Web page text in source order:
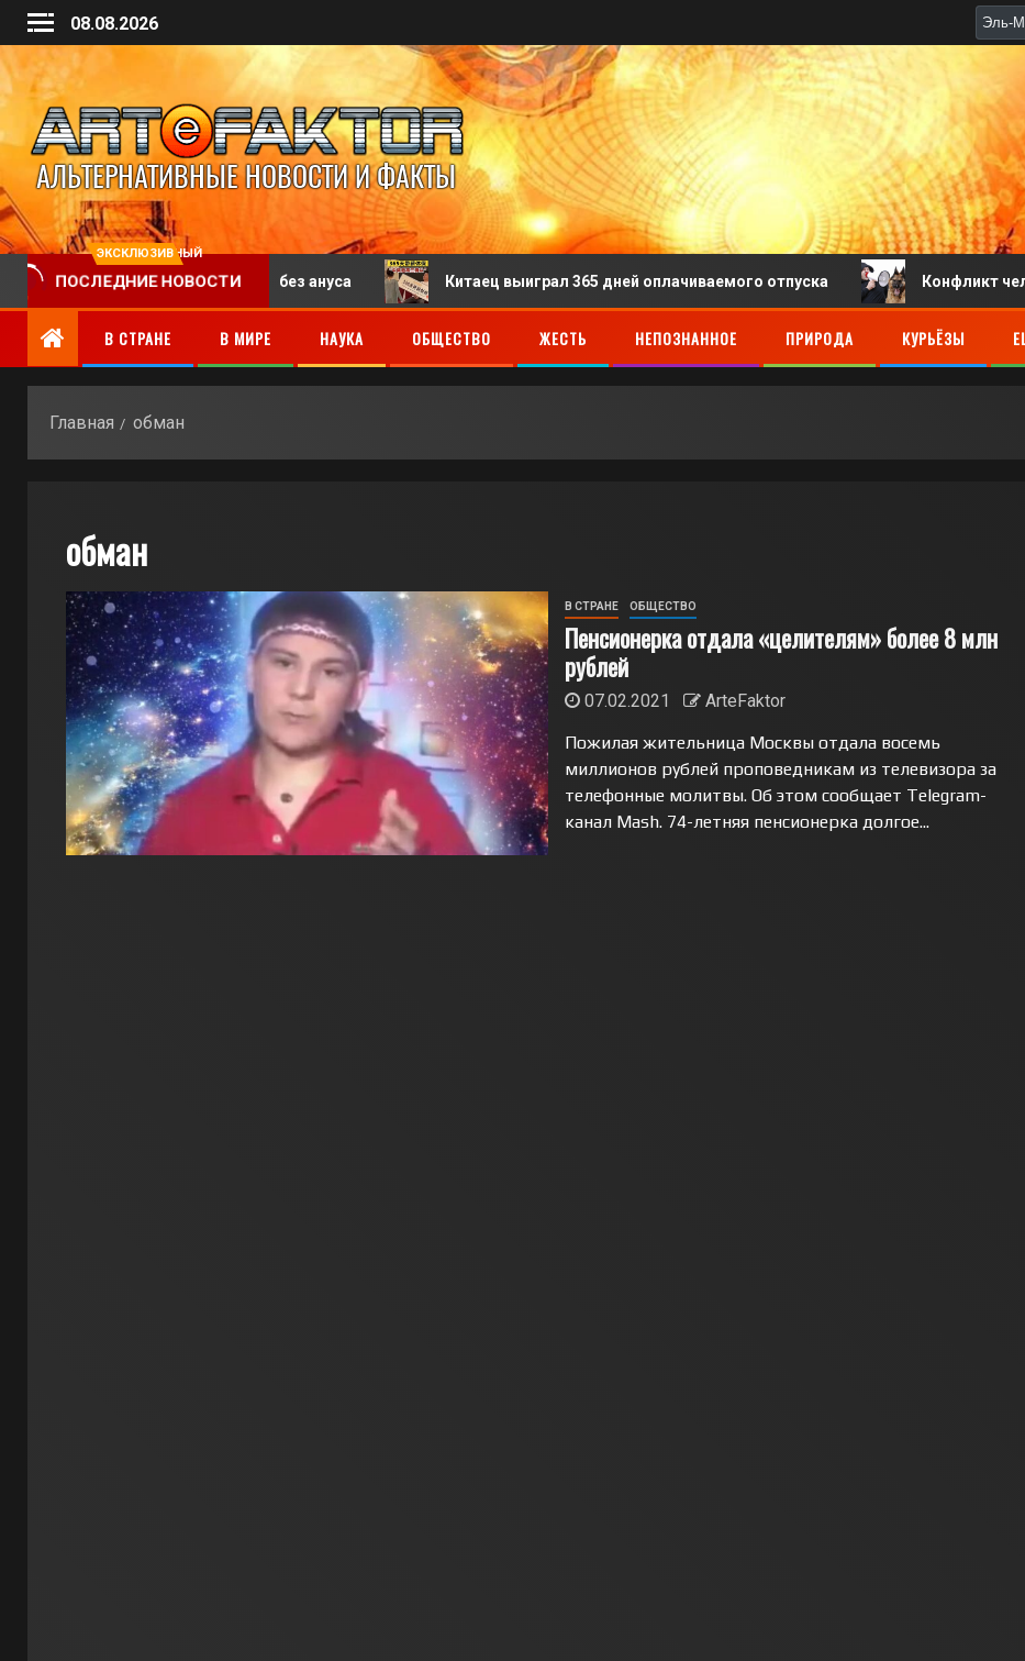
08.08.2026
ЭКСКЛЮЗИВНЫЙ
ПОСЛЕДНИЕ НОВОСТИ
с двумя пенисами, но без ануса Китаец выиграл 365 дней оплачиваемого отпуска Конфликт человека
В СТРАНЕ В МИРЕ НАУКА ОБЩЕСТВО ЖЕСТЬ НЕПОЗНАННОЕ ПРИРОДА КУРЬЁЗЫ
Главная обман
обман
В СТРАНЕ ОБЩЕСТВО
Пенсионерка отдала «целителям» более 8 млн
рублей
07.02.2021
ArteFaktor
Пожилая жительница Москвы отдала восемь
миллионов рублей проповедникам из телевизора за
телефонные молитвы. Об этом сообщает Telegram-
канал Mash. 74-летняя пенсионерка долгое...